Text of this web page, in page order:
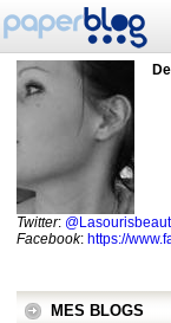
Twitter:
Facebook: https://
MES BLOGS